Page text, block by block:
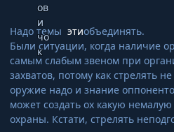
Надо темы этиобъединять.
Были ситуации, когда наличие
самым слабым звеном при
захватов, потому как стрелять
оружие надо и знание
может создать ох какую
охраны. Кстати, стрелять